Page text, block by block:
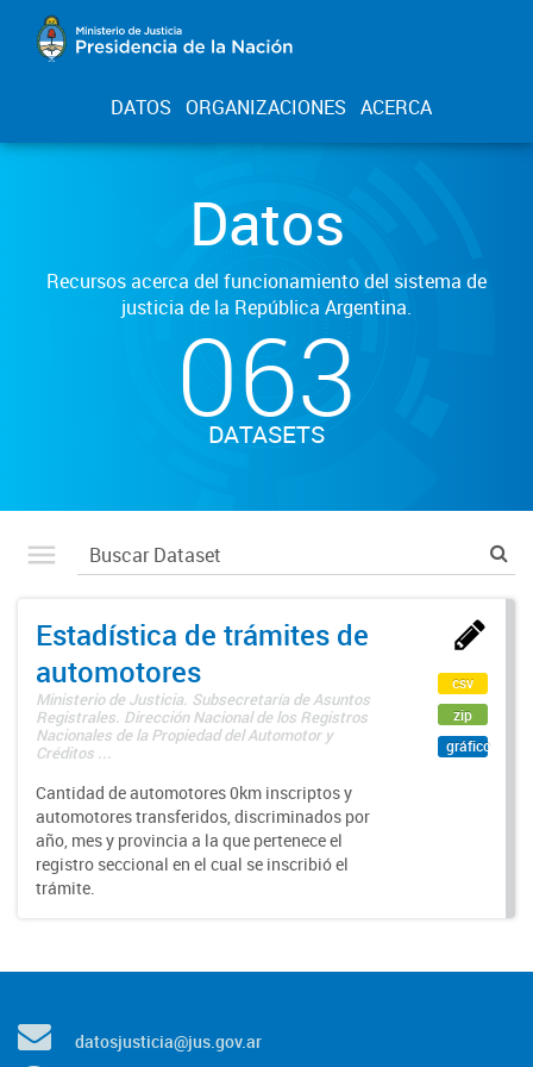
DATOS ORGANIZACIONES ACERCA
Datos
Recursos acerca del funcionamiento del sistema de
justicia de la República Argentina.
063
DATASETS
Estadística de trámites de
automotores
Ministerio de Justicia. Subsecretaría de Asuntos
Registrales. Dirección Nacional de los Registros
Nacionales de la Propiedad del Automotor y
Créditos ...
Cantidad de automotores 0km inscriptos y
automotores transferidos, discriminados por
año, mes y provincia a la que pertenece el
registro seccional en el cual se inscribió el
trámite.
csv
zip
gráfico
datosjusticia@jus.gov.ar